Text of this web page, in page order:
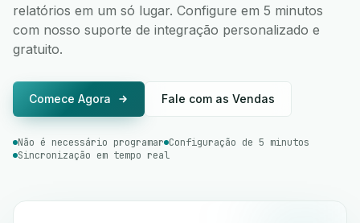
relatórios em um só lugar. Configure em 5 minutos
com nosso suporte de integração personalizado e
gratuito.
Comece Agora Fale com as Vendas
Não é necessário programar Configuração de 5 minutos
Sincronização em tempo real